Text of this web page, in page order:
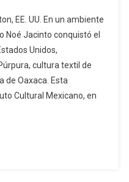
Jacinto
Conquista
EE.
UU.
EE. UU. En un ambiente
Noé Jacinto conquistó el
Unidos,
cultura textil de
de Oaxaca. Esta
Cultural Mexicano, en